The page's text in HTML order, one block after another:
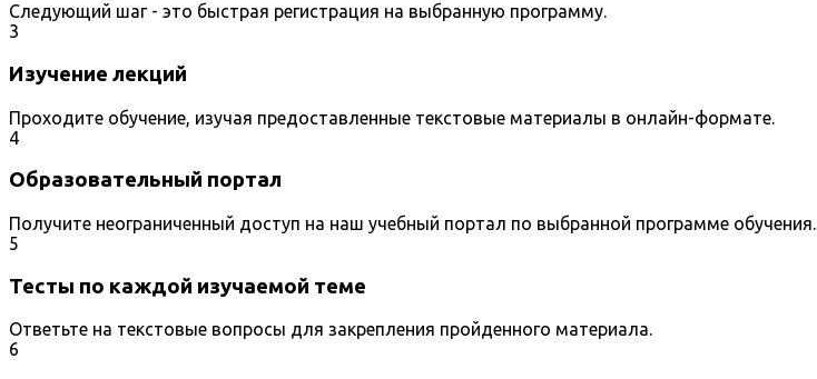
Следующий шаг - это быстрая регистрация на выбранную программу.
3
Изучение лекций
Проходите обучение, изучая предоставленные текстовые материалы в онлайн-формате.
4
Образовательный портал
Получите неограниченный доступ на наш учебный портал по выбранной программе обучения.
5
Тесты по каждой изучаемой теме
Ответьте на текстовые вопросы для закрепления пройденного материала.
6